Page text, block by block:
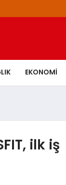
EKONOMI
ilk iş